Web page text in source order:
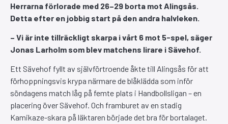
Herrarna förlorade med 26–29 borta mot Alingsås.
Detta efter en jobbig start på den andra halvleken.
– Vi är inte tillräckligt skarpa i vårt 6 mot 5-spel, säger
Jonas Larholm som blev matchens lirare i Sävehof.
Ett Sävehof fyllt av självförtroende åkte till Alingsås för att
förhoppningsvis krypa närmare de blåklädda som inför
söndagens match låg på femte plats i Handbollsligan – en
placering över Sävehof. Och framburet av en stadig
Kamikaze-skara på läktaren började det bra för bortalaget.